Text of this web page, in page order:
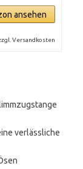
ansehen
Versandkosten
verlässliche